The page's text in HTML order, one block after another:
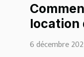
location
6 décembre